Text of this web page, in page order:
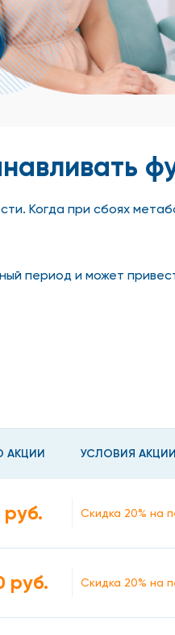
Когда при сбоях
период и может
фолликулов и вернуть
АКЦИИ УСЛОВИЯ АКЦИИ
руб. Скидка 20% на
руб. Скидка 20% на